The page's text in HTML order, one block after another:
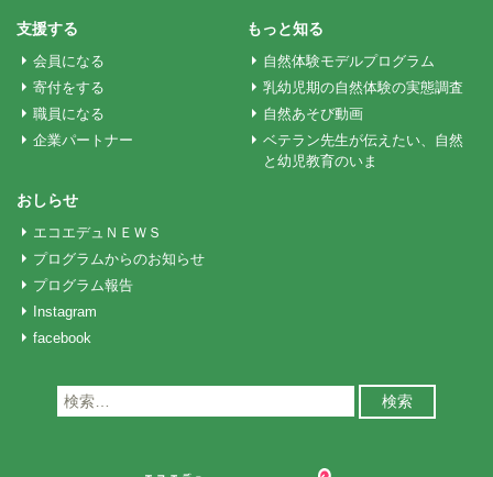
ョ
ン
支援する
会員になる
寄付をする
職員になる
企業パートナー
もっと知る
自然体験モデルプログラム
乳幼児期の自然体験の実態調査
自然あそび動画
ベテラン先生が伝えたい、自然
と幼児教育のいま
おしらせ
エコエデュＮＥＷＳ
プログラムからのお知らせ
プログラム報告
Instagram
facebook
検
索: